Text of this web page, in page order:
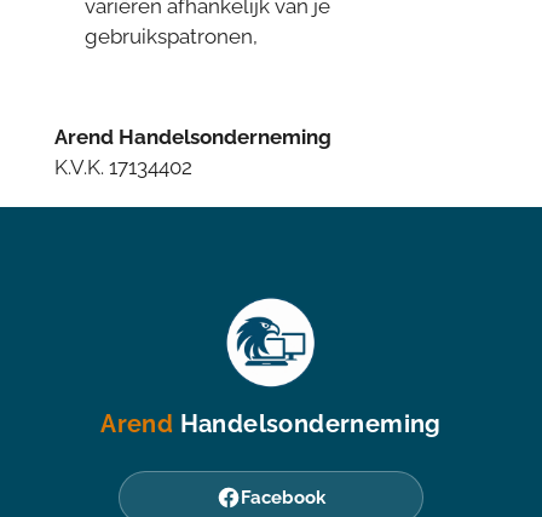
variëren afhankelijk van je
gebruikspatronen,
Arend Handelsonderneming
K.V.K. 17134402
Arend Handelsonderneming
Facebook